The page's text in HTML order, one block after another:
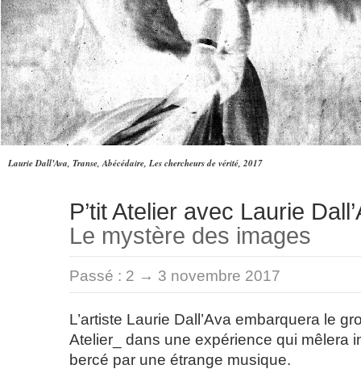
Laurie Dall’Ava, Transe, Abécédaire, Les chercheurs de vérité, 2017
P’tit Atelier avec Laurie
Le mystère des images
Passé : 2 → 3 novembre 2017
L’artiste Laurie Dall’Ava embarquera le
Atelier_ dans une expérience qui mêlera
bercé par une étrange musique.